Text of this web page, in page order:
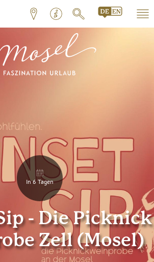
In 6 Tagen
- Die Picknick
Zell (Mosel)